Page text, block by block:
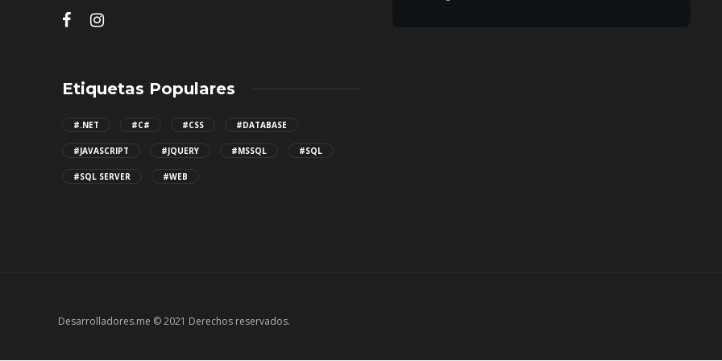
Etiquetas Populares
#.NET #C# #CSS #DATABASE
#JAVASCRIPT #JQUERY #MSSQL #SQL
#SQL SERVER #WEB
Desarrolladores.me © 2021 Derechos reservados.